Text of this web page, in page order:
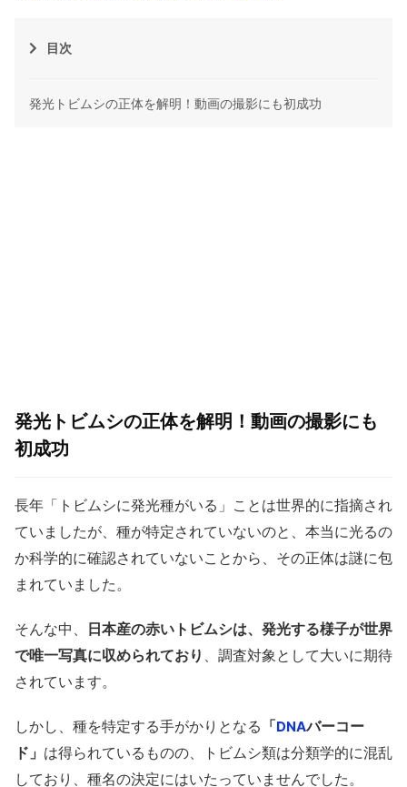
目次
発光トビムシの正体を解明！動画の撮影にも初成功
発光トビムシの正体を解明！動画の撮影にも
初成功
長年「トビムシに発光種がいる」ことは世界的に指摘され
ていましたが、種が特定されていないのと、本当に光るの
か科学的に確認されていないことから、その正体は謎に包
まれていました。
そんな中、 日本産の赤いトビムシは、発光する様子が世界
で唯一写真に収められており
、調査対象として大いに期待
されています。
しかし、種を特定する手がかりとなる 「DNAバーコー
ド」 は得られているものの、トビムシ類は分類学的に混乱
しており、種名の決定にはいたっていませんでした。